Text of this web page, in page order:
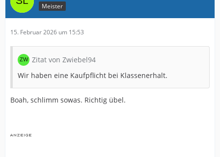
Meister
15. Februar 2026 um 15:53
Zitat von Zwiebel94
Wir haben eine Kaufpflicht bei Klassenerhalt.
Boah, schlimm sowas. Richtig übel.